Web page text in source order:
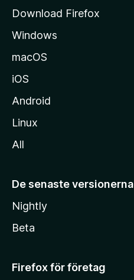
a
Download Firefox
Windows
macOS
iOS
Android
Linux
All
De senaste versionerna
Nightly
Beta
Firefox för företag